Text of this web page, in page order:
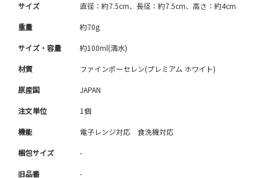
サイズ 直径：約7.5cm、長径：約7.5cm、高さ：約4cm
重量 約70g
サイズ・容量 約100ml(満水)
材質 ファインポーセレン(プレミアム ホワイト)
原産国 JAPAN
注文単位 1個
機能 電子レンジ対応 食洗機対応
梱包サイズ -
旧品番 -